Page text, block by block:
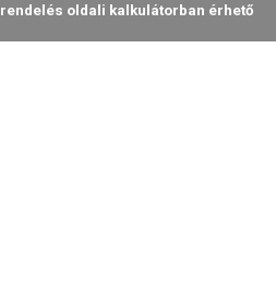
oldali kalkulátorban érhető